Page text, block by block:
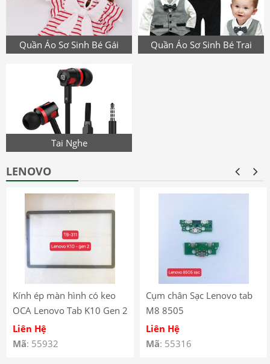
Quần Áo Sơ Sinh Bé Gái Quần Áo Sơ Sinh Bé Trai
Tai Nghe
LENOVO
Kính ép màn hình có keo
OCA Lenovo Tab K10 Gen 2
(2025) – TB-311
Liên Hệ
Mã: 55932
Cụm chân Sạc Lenovo tab
M8 8505
Liên Hệ
Mã: 55316